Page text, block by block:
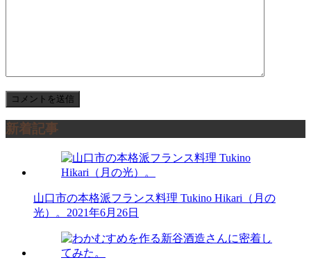
新着記事
山口市の本格派フランス料理 Tukino Hikari（月の
光）。 2021年6月26日